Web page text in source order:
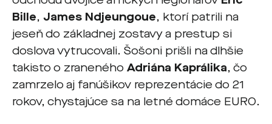
Bille, James Ndjeungoue, ktorí patrili na
jeseň do základnej zostavy a prestup si
doslova vytrucovali. Šošoni prišli na dlhšie
takisto o zraneného Adriána Kaprálika, čo
zamrzelo aj fanúšikov reprezentácie do 21
rokov, chystajúce sa na letné domáce EURO.